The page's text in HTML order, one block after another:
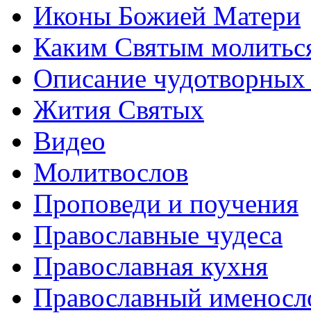
Иконы Божией Матери
Каким Святым
Описание
Жития Святых
Видео
Молитвослов
Проповеди и поучения
Православные чудеса
Православная кухня
Православный